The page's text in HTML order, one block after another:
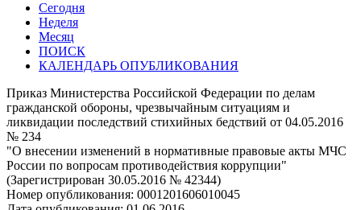
Сегодня
Неделя
Месяц
ПОИСК
КАЛЕНДАРЬ ОПУБЛИКОВАНИЯ
Приказ Министерства Российской Федерации по делам
гражданской обороны, чрезвычайным ситуациям и
ликвидации последствий стихийных бедствий от 04.05.2016
№ 234
"О внесении изменений в нормативные правовые акты МЧС
России по вопросам противодействия коррупции"
(Зарегистрирован 30.05.2016 № 42344)
Номер опубликования: 0001201606010045